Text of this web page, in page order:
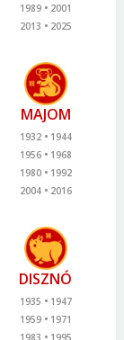
1989
2001
2013
2025
MAJOM
1932
1944
1956
1968
1980
1992
2004
2016
DISZNÓ
1935
1947
1959
1971
1983
1995